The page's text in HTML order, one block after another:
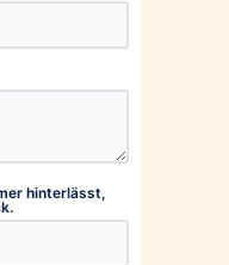
hinterlässt,